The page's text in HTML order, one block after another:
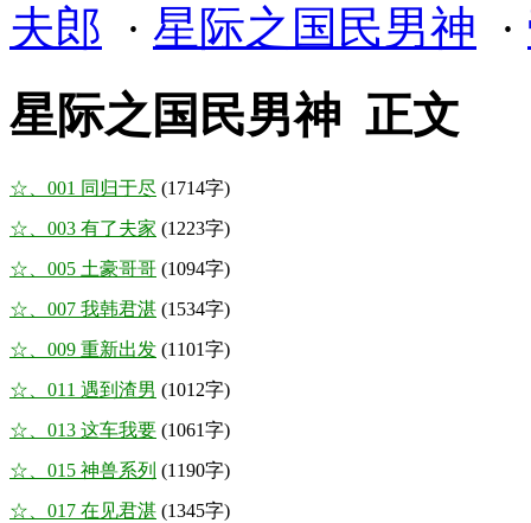
夫郎 · 星际之国民男神 ·
星际之国民男神 正文
☆、001 同归于尽 (1714字)
☆、003 有了夫家 (1223字)
☆、005 土豪哥哥 (1094字)
☆、007 我韩君湛 (1534字)
☆、009 重新出发 (1101字)
☆、011 遇到渣男 (1012字)
☆、013 这车我要 (1061字)
☆、015 神兽系列 (1190字)
☆、017 在见君湛 (1345字)